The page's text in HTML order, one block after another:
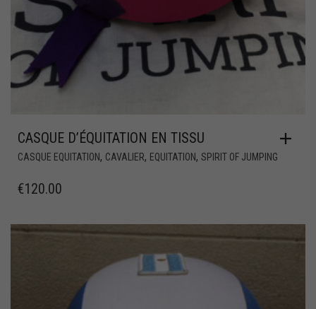
CASQUE D’ÉQUITATION EN TISSU
CASQUE EQUITATION, CAVALIER, EQUITATION, SPIRIT OF JUMPING
€120.00